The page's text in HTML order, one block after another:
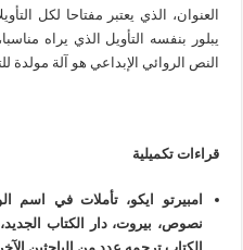
العنوان، الذي يعتبر مفتاحا لكل
يبلور بنفسه التأويل الذي يراه
النص الروائي الإبداعي هو آلة مولدة
قراءات تكميلية
امبيرتو ايكو، تأملات في اسم